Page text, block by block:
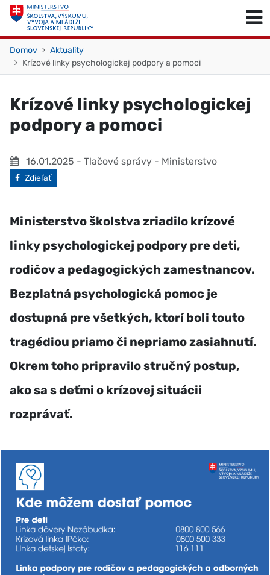
Skočiť na obsah
Domov
Aktuality
Krízové linky psychologickej podpory a pomoci
Krízové linky psychologickej
podpory a pomoci
16.01.2025 - Tlačové správy - Ministerstvo
Facebook
Zdieľať
Ministerstvo školstva zriadilo krízové
linky psychologickej podpory pre deti,
rodičov a pedagogických zamestnancov.
Bezplatná psychologická pomoc je
dostupná pre všetkých, ktorí boli touto
tragédiou priamo či nepriamo zasiahnutí.
Okrem toho pripravilo stručný postup,
ako sa s deťmi o krízovej situácii
rozprávať.
Skočiť na začiatok stránky